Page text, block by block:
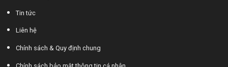
Tin tức
Liên hệ
Chính sách & Quy định chung